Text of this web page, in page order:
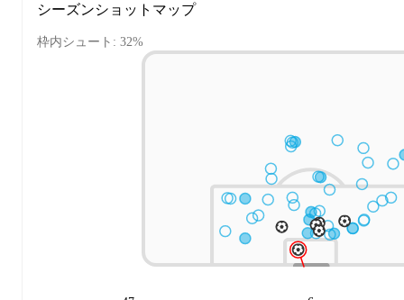
シーズンショットマップ
枠内シュート: 32%